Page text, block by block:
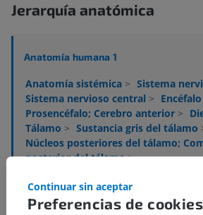
Jerarquía anatómica
Anatomía humana 1
Anatomía sistémica > Sistema
Sistema nervioso central > Encéfalo
Prosencéfalo; Cerebro anterior >
Tálamo > Sustancia gris del tálamo
Núcleos posteriores del tálamo;
posterior del tálamo>
Estructuras subyacentes:No hay
Preferencias de cookies
Continuar sin aceptar